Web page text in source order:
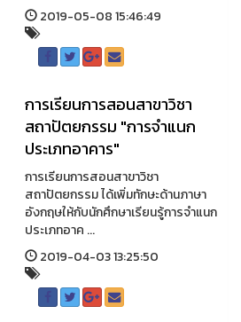
2019-05-08 15:46:49
การเรียนการสอนสาขาวิชา
สถาปัตยกรรม "การจำแนก
ประเภทอาคาร"
การเรียนการสอนสาขาวิชา
สถาปัตยกรรม ได้เพิ่มทักษะด้านภาษา
อังกฤษให้กับนักศึกษาเรียนรู้การจำแนก
ประเภทอาค ...
2019-04-03 13:25:50